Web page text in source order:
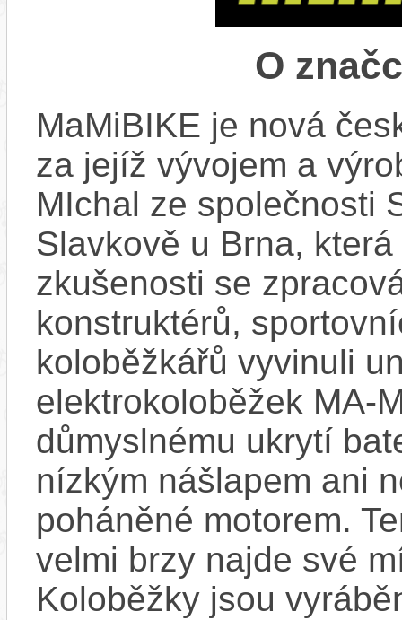
O
MaMiBIKE je nová
za jejíž vývojem a
MIchal ze společnosti
Slavkově u Brna,
zkušenosti se
konstruktérů,
koloběžkářů vyvinuli
elektrokoloběžek MA-
důmyslnému ukrytí
nízkým nášlapem ani
poháněné motorem.
velmi brzy najde své
Koloběžky jsou